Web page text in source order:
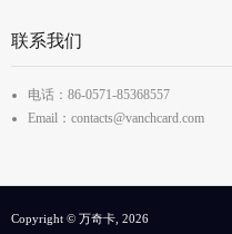
联系我们
电话：86-0571-85368557
Email：contacts@vanchcard.com
Copyright © 万奇卡, 2026